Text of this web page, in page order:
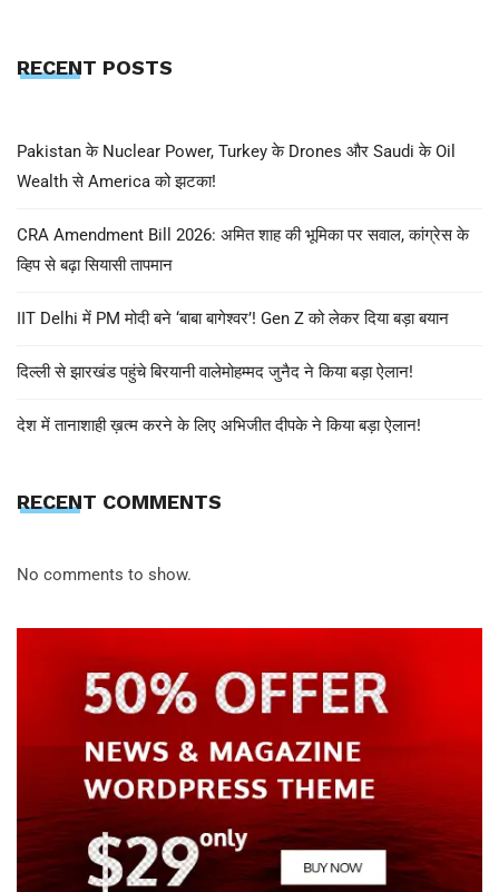
RECENT POSTS
Pakistan के Nuclear Power, Turkey के Drones और Saudi के Oil
Wealth से America को झटका!
CRA Amendment Bill 2026: अमित शाह की भूमिका पर सवाल, कांग्रेस के
व्हिप से बढ़ा सियासी तापमान
IIT Delhi में PM मोदी बने ‘बाबा बागेश्वर’! Gen Z को लेकर दिया बड़ा बयान
दिल्ली से झारखंड पहुंचे बिरयानी वालेमोहम्मद जुनैद ने किया बड़ा ऐलान!
देश में तानाशाही ख़त्म करने के लिए अभिजीत दीपके ने किया बड़ा ऐलान!
RECENT COMMENTS
No comments to show.